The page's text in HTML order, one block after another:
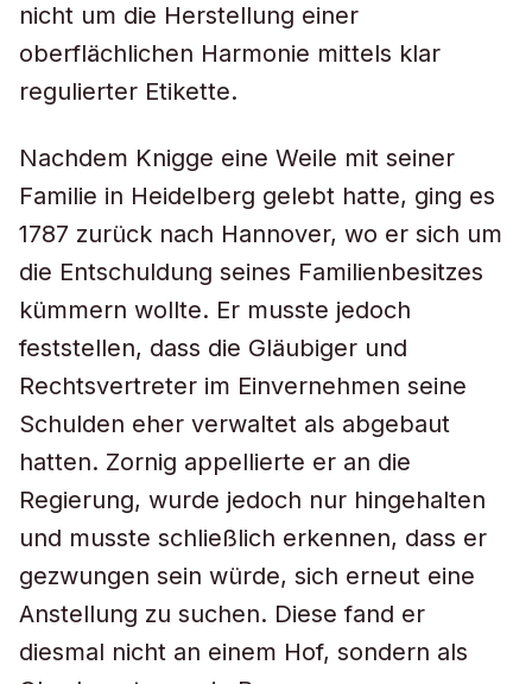
nicht um die Herstellung einer
oberflächlichen Harmonie mittels klar
regulierter Etikette.
Nachdem Knigge eine Weile mit seiner
Familie in Heidelberg gelebt hatte, ging es
1787 zurück nach Hannover, wo er sich um
die Entschuldung seines Familienbesitzes
kümmern wollte. Er musste jedoch
feststellen, dass die Gläubiger und
Rechtsvertreter im Einvernehmen seine
Schulden eher verwaltet als abgebaut
hatten. Zornig appellierte er an die
Regierung, wurde jedoch nur hingehalten
und musste schließlich erkennen, dass er
gezwungen sein würde, sich erneut eine
Anstellung zu suchen. Diese fand er
diesmal nicht an einem Hof, sondern als